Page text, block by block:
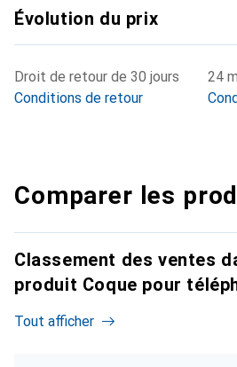
Évolution du prix
Droit de retour de 30 jours
Conditions de retour
24
Comparer les
Classement des ventes
produit Coque pour
Tout afficher